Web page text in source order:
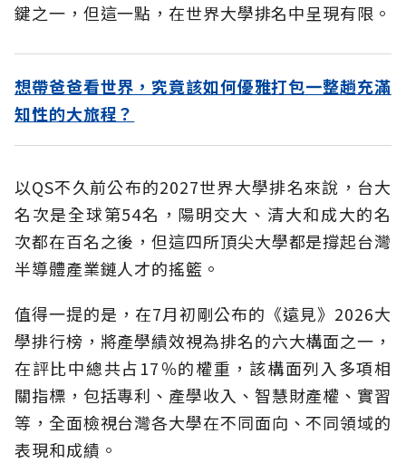
鍵之一，但這一點，在世界大學排名中呈現有限。
想帶爸爸看世界，究竟該如何優雅打包一整趟充滿
知性的大旅程？
以QS不久前公布的2027世界大學排名來說，台大
名次是全球第54名，陽明交大、清大和成大的名
次都在百名之後，但這四所頂尖大學都是撐起台灣
半導體產業鏈人才的搖籃。
值得一提的是，在7月初剛公布的《遠見》2026大
學排行榜，將產學績效視為排名的六大構面之一，
在評比中總共占17％的權重，該構面列入多項相
關指標，包括專利、產學收入、智慧財產權、實習
等，全面檢視台灣各大學在不同面向、不同領域的
表現和成績。